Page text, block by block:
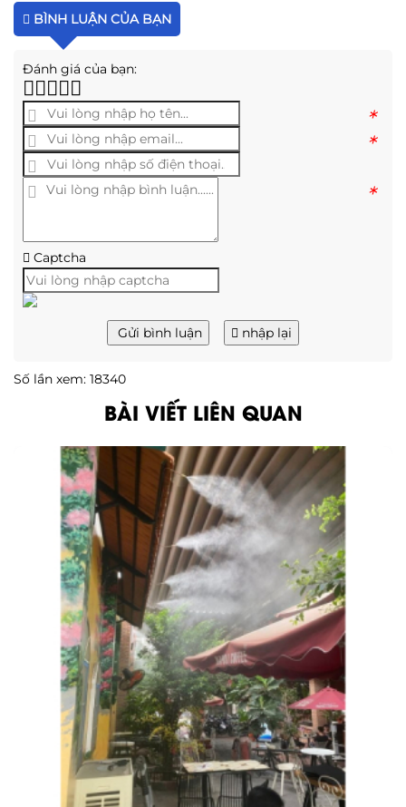
BÌNH LUẬN CỦA BẠN
Đánh giá của bạn:
*
*
*
Captcha
Gửi bình luận nhập lại
Số lần xem: 18340
BÀI VIẾT LIÊN QUAN